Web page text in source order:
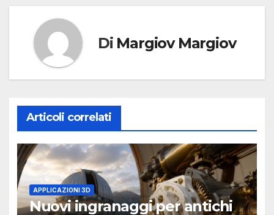
Di Margiov Margiov
Articoli correlati
APPLICAZIONI 3D
Nuovi ingranaggi per antichi